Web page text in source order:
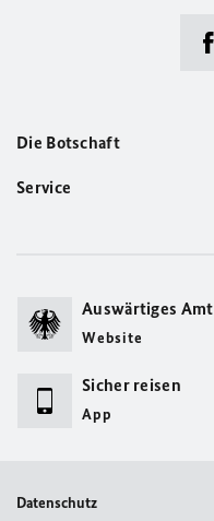
Die Botschaft
Service
Auswärtiges Amt
Website
Sicher reisen
App
Datenschutz